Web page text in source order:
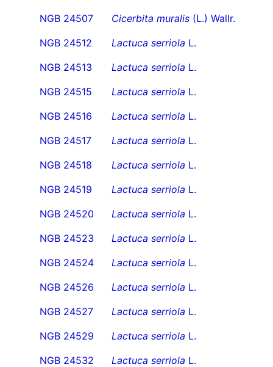
NGB 24507
Cicerbita muralis (L.) Wallr.
NGB 24512
Lactuca serriola L.
NGB 24513
Lactuca serriola L.
NGB 24515
Lactuca serriola L.
NGB 24516
Lactuca serriola L.
NGB 24517
Lactuca serriola L.
NGB 24518
Lactuca serriola L.
NGB 24519
Lactuca serriola L.
NGB 24520
Lactuca serriola L.
NGB 24523
Lactuca serriola L.
NGB 24524
Lactuca serriola L.
NGB 24526
Lactuca serriola L.
NGB 24527
Lactuca serriola L.
NGB 24529
Lactuca serriola L.
NGB 24532
Lactuca serriola L.